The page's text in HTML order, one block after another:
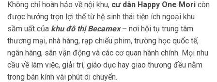
Không chỉ hoàn hảo về nội khu, cư dân Happy One Mori còn
được hưởng trọn lợi thế từ hệ sinh thái tiện ích ngoại khu
sầm uất của khu đô thị Becamex– nơi hội tụ trung tâm
thương mại, nhà hàng, rạp chiếu phim, trường học quốc tế,
ngân hàng, sân vận động và các cơ quan hành chính. Mọi nhu
cầu về làm việc, giải trí, giáo dục hay giao thương đều nằm
trong bán kính vài phút di chuyển.